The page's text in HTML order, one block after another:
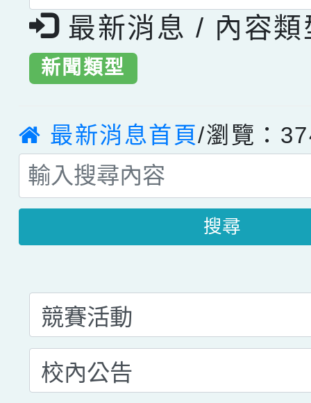
最新消息 / 內容類
新聞類型
最新消息首頁/瀏覽：
搜尋